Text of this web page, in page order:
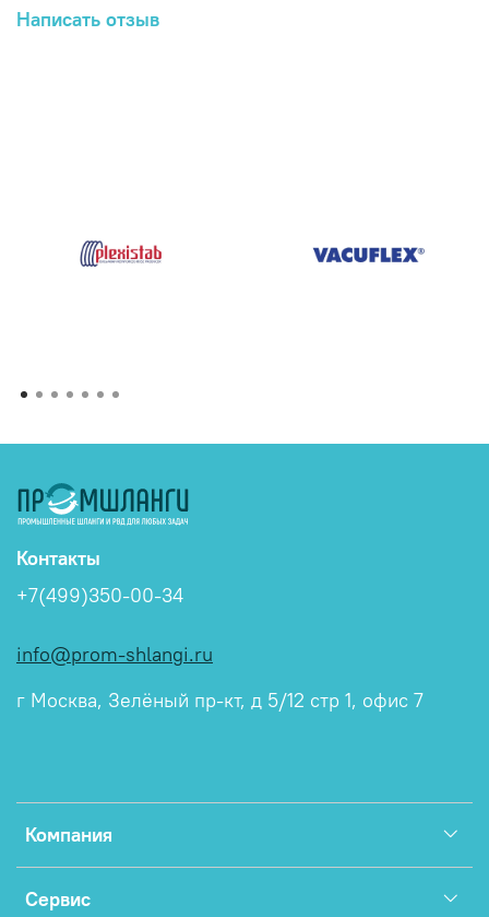
Написать отзыв
Компания
Сервис
Контакты
+7(499)350-00-34
info@prom-shlangi.ru
г Москва, Зелёный пр-кт, д 5/12 стр 1, офис 7